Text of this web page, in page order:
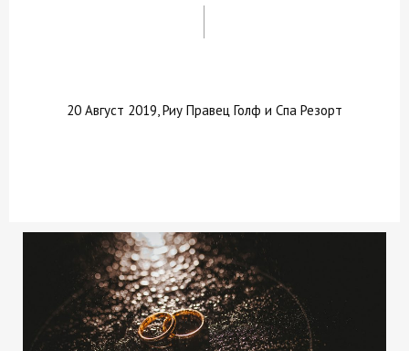
20 Август 2019, Риу Правец Голф и Спа Резорт